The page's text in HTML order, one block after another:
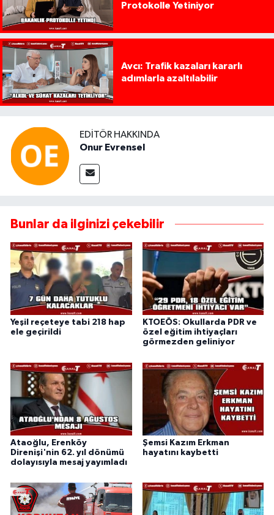
Protokolle Yetiniyor
Avcı: Trafik kazaları kararlı
adımlarla azaltılabilir
EDITÖR HAKKINDA
Onur Evrensel
Bunlar da ilginizi çekebilir
Yeşil reçeteye tabi 218 hap
ele geçirildi
KTOEÖS: Okullarda PDR ve
özel eğitim ihtiyaçları
görmezden geliniyor
Ataoğlu, Erenköy
Direnişi'nin 62. yıl dönümü
dolayısıyla mesaj yayımladı
Şemsi Kazım Erkman
hayatını kaybetti